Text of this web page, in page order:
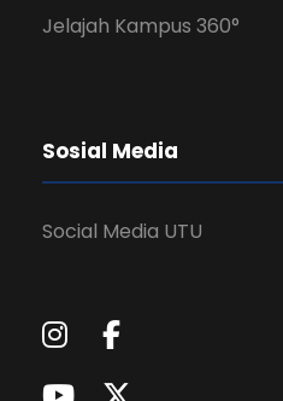
Jelajah Kampus 360°
Sosial Media
Social Media UTU